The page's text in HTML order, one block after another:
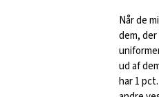
Når de
dem,
ud af
har 1